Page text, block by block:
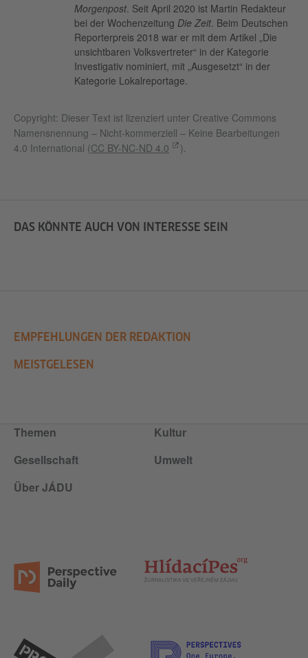
Morgenpost. Seit April 2020 ist Martin Redakteur
bei der Wochenzeitung Die Zeit. Beim Deutschen
Reporterpreis 2018 war er mit dem Artikel „Die
unsichtbaren Volksvertreter“ in der Kategorie
Investigativ nominiert, mit „Ausgesetzt“ in der
Kategorie Lokalreportage.
Copyright: Dieser Text ist lizenziert unter Creative Commons
Namensnennung – Nicht-kommerziell – Keine Bearbeitungen
4.0 International (CC BY-NC-ND 4.0 ).
DAS KÖNNTE AUCH VON INTERESSE SEIN
EMPFEHLUNGEN DER REDAKTION
MEISTGELESEN
Themen
Kultur
Gesellschaft
Umwelt
Über JÁDU